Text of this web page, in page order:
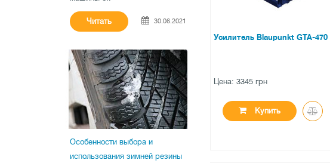
Читать 30.06.2021
Особенности выбора и
использования зимней резины
Усилитель Blaupunkt GTA-470
Цена: 3345 грн
Купить